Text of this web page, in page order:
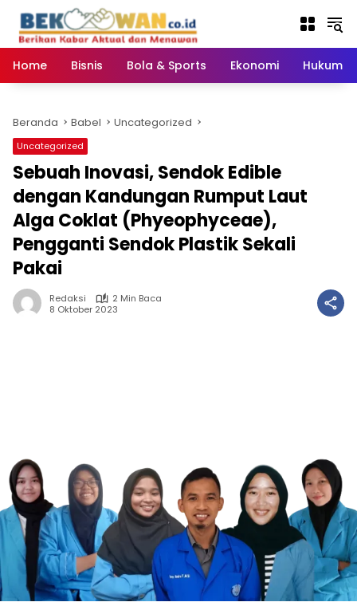
konten
Home
Bisnis Bola & Sports Ekonomi Hukum
Beranda Babel Uncategorized
Uncategorized
Sebuah Inovasi, Sendok Edible
dengan Kandungan Rumput Laut
Alga Coklat (Phyeophyceae),
Pengganti Sendok Plastik Sekali
Pakai
Redaksi
2 Min Baca
8 Oktober 2023